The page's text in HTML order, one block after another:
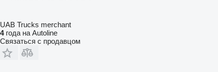
UAB Trucks merchant
4года на Autoline
Связаться с продавцом